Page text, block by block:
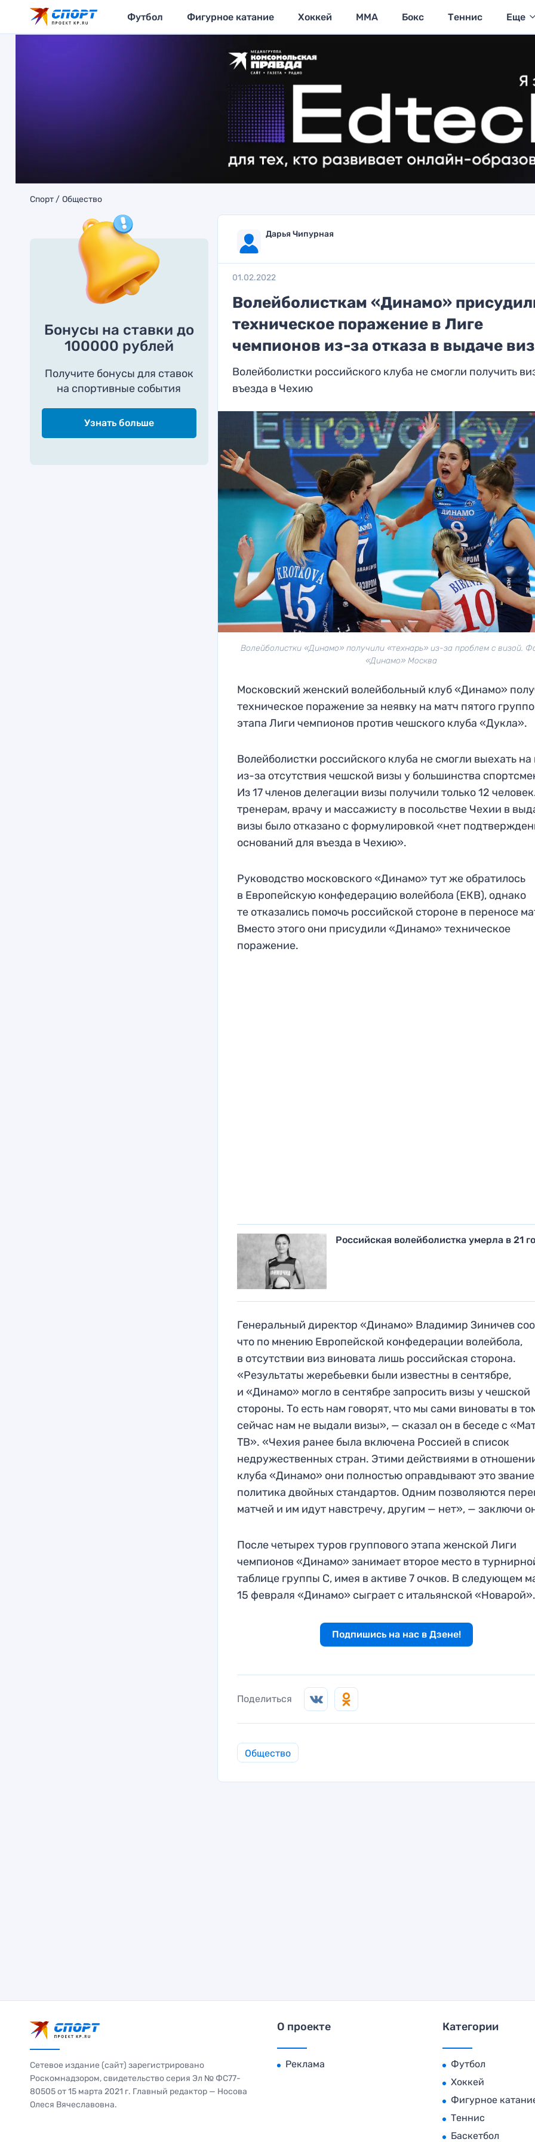
Футбол Фигурное катание Хоккей MMA Бокс Теннис Еще
Спорт Общество
Бонусы на ставки до
100000 рублей
Получите бонусы для ставок
на спортивные события
Узнать больше
Дарья Чипурная
01.02.2022
Волейболисткам «Динамо»
техническое поражение в Лиге
чемпионов из-за отказа в выдаче
Волейболистки российского клуба не смогли получить
въезда в Чехию
Волейболистки «Динамо» получили «технарь» из-за проблем с визой.
«Динамо» Москва
Московский женский волейбольный клуб «Динамо»
техническое поражение за неявку на матч пятого
этапа Лиги чемпионов против чешского клуба «Дукла».
Волейболистки российского клуба не смогли выехать на
из-за отсутствия чешской визы у большинства
Из 17 членов делегации визы получили только 12
тренерам, врачу и массажисту в посольстве Чехии в
визы было отказано с формулировкой «нет
оснований для въезда в Чехию».
Руководство московского «Динамо» тут же обратилось
в Европейскую конфедерацию волейбола (ЕКВ), однако
те отказались помочь российской стороне в переносе
Вместо этого они присудили «Динамо» техническое
поражение.
Российская волейболистка умерла в 21
Генеральный директор «Динамо» Владимир Зиничев
что по мнению Европейской конфедерации волейбола,
в отсутствии виз виновата лишь российская сторона.
«Результаты жеребьевки были известны в сентябре,
и «Динамо» могло в сентябре запросить визы у чешской
стороны. То есть нам говорят, что мы сами виноваты в
сейчас нам не выдали визы», — сказал он в беседе с
ТВ». «Чехия ранее была включена Россией в список
недружественных стран. Этими действиями в
клуба «Динамо» они полностью оправдывают это
политика двойных стандартов. Одним позволяются
матчей и им идут навстречу, другим — нет», — заключи
После четырех туров группового этапа женской Лиги
чемпионов «Динамо» занимает второе место в
таблице группы С, имея в активе 7 очков. В следующем
15 февраля «Динамо» сыграет с итальянской «Новарой».
Подпишись на нас в Дзене!
Поделиться
Общество
Сетевое издание (сайт) зарегистрировано
Роскомнадзором, свидетельство серия Эл № ФС77-
80505 от 15 марта 2021 г. Главный редактор — Носова
Олеся Вячеславовна.
О проекте
Реклама
Категории
Футбол
Хоккей
Фигурное
Теннис
Баскетбол